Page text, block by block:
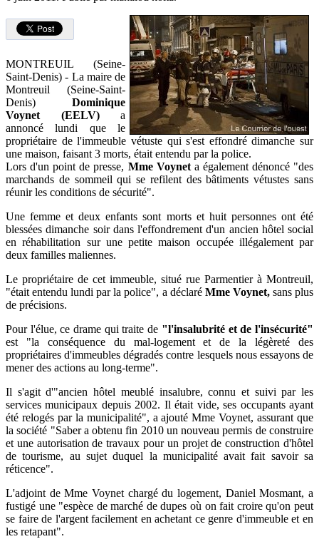
MONTREUIL (Seine-
Saint-Denis) - La maire de
Montreuil (Seine-Saint-
Denis) Dominique
Voynet (EELV)a
annoncé lundi que le
propriétaire de l'immeuble vétuste qui s'est effondré dimanche sur
une maison, faisant 3 morts, était entendu par la police.
Lors d'un point de presse, Mme Voyneta également dénoncé "des
marchands de sommeil qui se refilent des bâtiments vétustes sans
réunir les conditions de sécurité".
Une femme et deux enfants sont morts et huit personnes ont été
blessées dimanche soir dans l'effondrement d'un ancien hôtel social
en réhabilitation sur une petite maison occupée illégalement par
deux familles maliennes.
Le propriétaire de cet immeuble, situé rue Parmentier à Montreuil,
"était entendu lundi par la police", a déclaréMme Voynet,sans plus
de précisions.
Pour l'élue, ce drame qui traite de "l'insalubrité et de l'insécurité"
est "la conséquence du mal-logement et de la légèreté des
propriétaires d'immeubles dégradés contre lesquels nous essayons de
mener des actions au long-terme".
Il s'agit d'"ancien hôtel meublé insalubre, connu et suivi par les
services municipaux depuis 2002. Il était vide, ses occupants ayant
été relogés par la municipalité", a ajouté Mme Voynet, assurant que
la société "Saber a obtenu fin 2010 un nouveau permis de construire
et une autorisation de travaux pour un projet de construction d'hôtel
de tourisme, au sujet duquel la municipalité avait fait savoir sa
réticence".
L'adjoint de Mme Voynet chargé du logement, Daniel Mosmant, a
fustigé une "espèce de marché de dupes où on fait croire qu'on peut
se faire de l'argent facilement en achetant ce genre d'immeuble et en
les retapant".